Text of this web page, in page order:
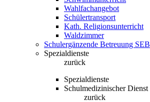
Wahlfachangebot
Schülertransport
Kath. Religionsunterricht
Waldzimmer
Schulergänzende Betreuung SEB
Spezialdienste
zurück
Spezialdienste
Schulmedizinischer Dienst
zurück